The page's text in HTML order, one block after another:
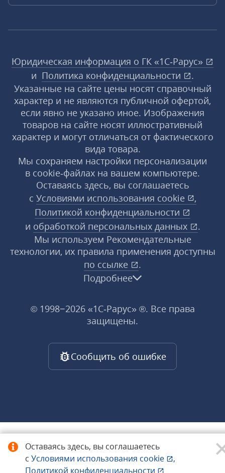
Оставаясь здесь, вы соглашаетесь
с Условиями использования cookie
,
Политикой конфиденциальности
Юридическая информация о ГК «1С‑Рарус»
и Политика конфиденциальности
.
Указанные на сайте цены носят справочный
характер и не являются публичной офертой,
если явно не указано иное. Изображения
товаров на сайте носят иллюстративный
характер и могут отличаться от фактического
вида товара.
Мы сохраняем настройки персонализации
в cookie‑файлах на вашем компьютере.
Оставаясь здесь, вы соглашаетесь
с Условиями использования cookie
,
Политикой конфиденциальности
и обработкой персональных данных
.
Мы используем Рекомендательные
технологии, их правила применения доступны
по ссылке
.
Подробнее
© 1998−2026 «1С‑Рарус» ®. Все права
защищены.
Сообщить об ошибке